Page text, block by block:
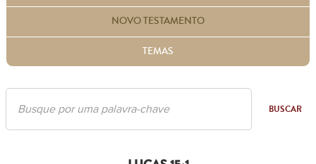
NOVO TESTAMENTO
TEMAS
BUSCAR